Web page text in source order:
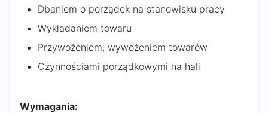
Dbaniem o porządek na stanowisku pracy
Wykładaniem towaru
Przywożeniem, wywożeniem towarów
Czynnościami porządkowymi na hali
Wymagania: